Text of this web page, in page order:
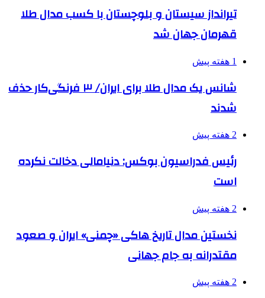
تیرانداز سیستان و بلوچستان با کسب مدال طلا
قهرمان جهان شد
1 هفته پیش
شانس یک مدال طلا برای ایران/ ۳ فرنگی‌کار حذف
شدند
2 هفته پیش
رئیس فدراسیون بوکس: دنیامالی دخالت نکرده
است
2 هفته پیش
نخستین مدال تاریخ هاکی «چمنی» ایران و صعود
مقتدرانه به جام جهانی
2 هفته پیش